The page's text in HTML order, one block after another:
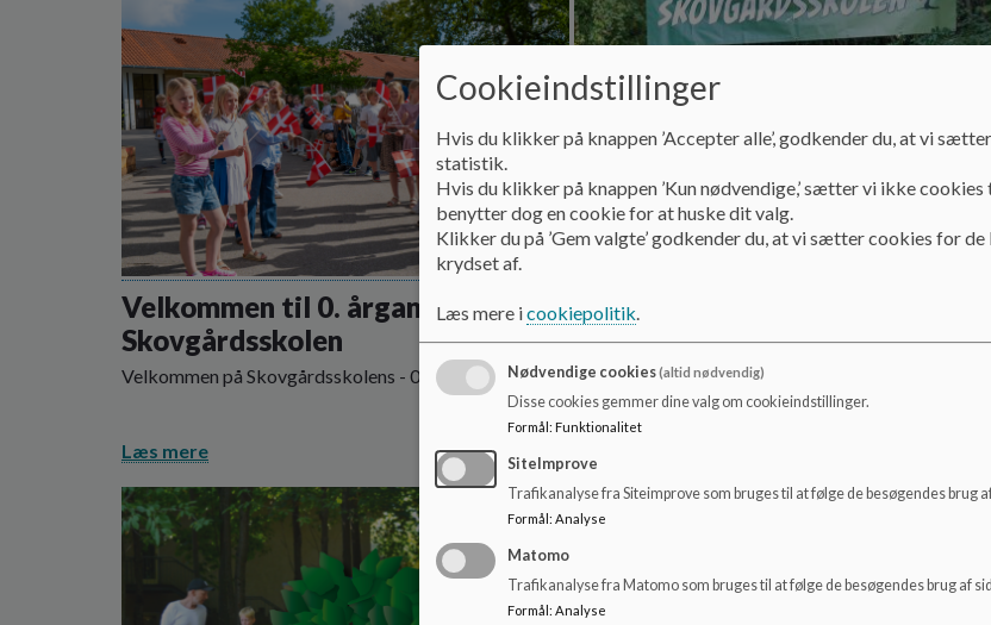
Velkommen til 0. årgang på
Skovgårdsskolen
Velkommen på Skovgårdsskolens - 0. Klasse
Læs mere
Ansøgning om plads på
Skovgårdsskolen 1. til 9. årgang
Hvis jeres barn ønsker en plads på Skovgårdsskolen
eller skrives op på venteliste, skal skolens kontor
kontaktes på 39 98 52 00.
Cookieindstillinger
Hvis du klikker på knappen ’Accepter alle’, godkender du, at vi
statistik.
Hvis du klikker på knappen ’Kun nødvendige,’ sætter vi ikke
benytter dog en cookie for at huske dit valg.
Klikker du på ’Gem valgte’ godkender du, at vi sætter cookies for
krydset af.
Læs mere icookiepolitik.
Nødvendige cookies(altid nødvendig)
Disse cookies gemmer dine valg om cookieindstillinger.
Formål : Funktionalitet
SiteImprove
Trafikanalyse fra Siteimprove som bruges til at følge de besøgendes brug
Formål : Analyse
Matomo
Trafikanalyse fra Matomo som bruges til at følge de besøgendes brug af
Formål: Analyse